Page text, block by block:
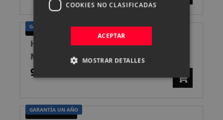
GARANTÍA UN AÑO
SEGUNDA MANO
HASSELBLAD VISOR PRISMA NC-2 2ª
MANO
99,00 €
GARANTÍA UN AÑO
SEGUNDA MANO
COOKIES NO CLASIFICADAS
ACEPTAR
MOSTRAR DETALLES